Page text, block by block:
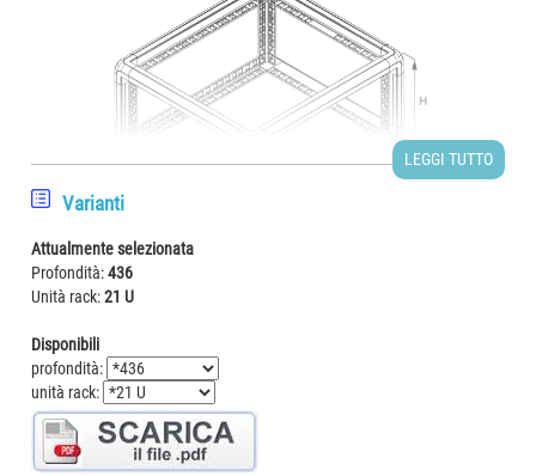
LEGGI TUTTO
Varianti
Attualmente selezionata
Profondità:436
Unità rack:21 U
Disponibili
profondità:
unità rack: